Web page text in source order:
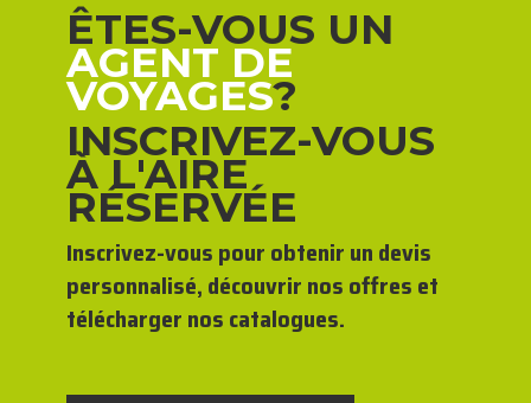
ÊTES-VOUS UN
AGENT DE
VOYAGES?
INSCRIVEZ-VOUS
À L'AIRE
RÉSERVÉE
Inscrivez-vous pour obtenir un devis
personnalisé, découvrir nos offres et
télécharger nos catalogues.